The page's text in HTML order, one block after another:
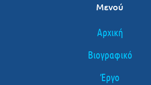
Μενού
Αρχική
Βιογραφικό
Έργο